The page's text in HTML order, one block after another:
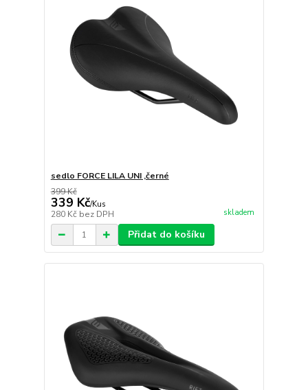
sedlo FORCE LILA UNI ,černé
399 Kč
339 Kč/Kus
280 Kč bez DPH skladem
Přidat do košíku